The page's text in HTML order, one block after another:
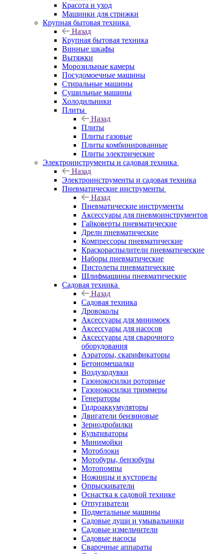
Красота и уход
Машинки для стрижки
Крупная бытовая техника
Назад
Крупная бытовая техника
Винные шкафы
Вытяжки
Морозильные камеры
Посудомоечные машины
Стиральные машины
Сушильные машины
Холодильники
Плиты
Назад
Плиты
Плиты газовые
Плиты комбинированные
Плиты электрические
Электроинструменты и садовая техника
Назад
Электроинструменты и садовая техника
Пневматические инструменты
Назад
Пневматические инструменты
Аксессуары для пневмоинструментов
Гайковерты пневматические
Дрели пневматические
Компрессоры пневматические
Краскораспылители пневматические
Наборы пневматические
Пистолеты пневматические
Шлифмашины пневматические
Садовая техника
Назад
Садовая техника
Дровоколы
Аксессуары для минимоек
Аксессуары для насосов
Аксессуары для сварочного
оборудования
Аэраторы, скарификаторы
Бетономешалки
Воздуходувки
Газонокосилки роторные
Газонокосилки триммеры
Генераторы
Гидроаккумуляторы
Двигатели бензиновые
Зернодробилки
Культиваторы
Минимойки
Мотоблоки
Мотобуры, бензобуры
Мотопомпы
Ножницы и кусторезы
Опрыскиватели
Оснастка к садовой технике
Отпугиватели
Подметальные машины
Садовые души и умывальники
Садовые измельчители
Садовые насосы
Сварочные аппараты